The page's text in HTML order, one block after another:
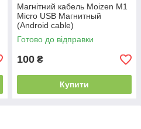
Магнітний кабель Moizen M1
Micro USB Магнитный
(Android сable)
Готово до відправки
100 ₴
Купити